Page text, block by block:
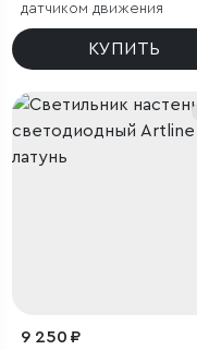
датчиком движения
КУПИТЬ
9 250 ₽